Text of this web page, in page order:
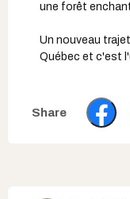
une forêt
Un nouveau
Québec et c'est